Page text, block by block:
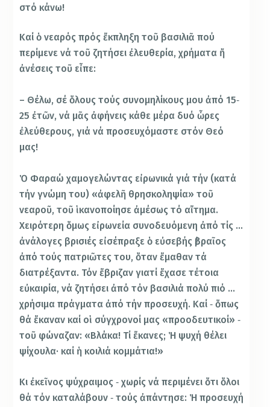
στό κάνω!
Καί ὁ νεαρός πρός ἔκπληξη τοῦ βασιλιᾶ πού
περίμενε νά τοῦ ζητήσει ἐλευθερία, χρήματα ἤ
ἀνέσεις τοῦ εἶπε:
– Θέλω, σέ ὅλους τούς συνομηλίκους μου ἀπό 15‐
25 ἐτῶν, νά μᾶς ἀφήνεις κάθε μέρα δυό ὧρες
ἐλεύθερους, γιά νά προσευχόμαστε στόν Θεό
μας!
Ὁ Φαραώ χαμογελώντας εἰρωνικά γιά τήν (κατά
τήν γνώμη του) «ἀφελῆ θρησκοληψία» τοῦ
νεαροῦ, τοῦ ἱκανοποίησε ἀμέσως τό αἴτημα.
Χειρότερη ὅμως εἰρωνεία συνοδευόμενη ἀπό τίς …
ἀνάλογες βρισιές εἰσέπραξε ὁ εὐσεβής ἑβραῖος
ἀπό τούς πατριῶτες του, ὅταν ἔμαθαν τά
διατρέξαντα. Τόν ἔβριζαν γιατί ἔχασε τέτοια
εὐκαιρία, νά ζητήσει ἀπό τόν βασιλιά πολύ πιό …
χρήσιμα πράγματα ἀπό τήν προσευχή. Καί ‐ ὅπως
θά ἔκαναν καί οἱ σύγχρονοί μας «προοδευτικοί» ‐
τοῦ φώναζαν: «Βλάκα! Τί ἔκανες; Ἡ ψυχή θέλει
ψίχουλα· καί ἡ κοιλιά κομμάτια!»
Κι ἐκεῖνος ψύχραιμος ‐ χωρίς νά περιμένει ὅτι ὅλοι
θά τόν καταλάβουν ‐ τούς ἀπάντησε: Ἡ προσευχή